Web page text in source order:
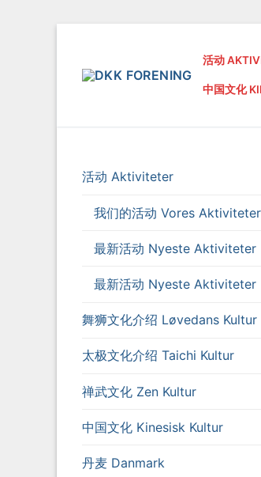
indhold
活动
中国文化
活动 Aktiviteter
我们的活动 Vores Aktiviteter
最新活动 Nyeste Aktiviteter
最新活动 Nyeste Aktiviteter
舞狮文化介绍 Løvedans Kultur
太极文化介绍 Taichi Kultur
禅武文化 Zen Kultur
中国文化 Kinesisk Kultur
丹麦 Danmark